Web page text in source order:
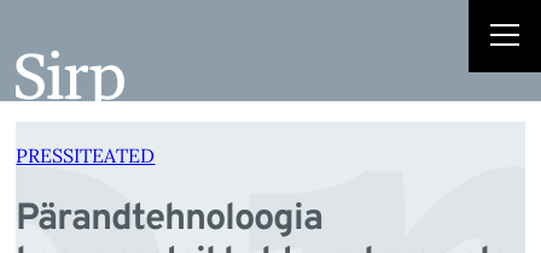
juurde
PRESSITEATED
Pärandtehnoloogia